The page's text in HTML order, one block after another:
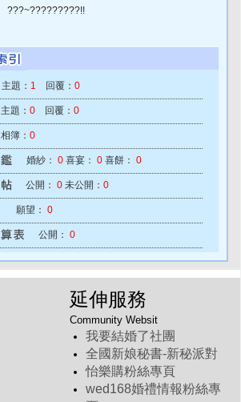
???~?????????!!
主題： 1 回覆： 0
主題： 0 回覆： 0
相簿： 0
婚紗： 0 喜宴： 0 喜餅： 0
公開： 0 未公開： 0
願望： 0
公開： 0
延伸服務
Community Websit
我要結婚了社團
全國新娘秘書-新秘派對
怡樂購粉絲專頁
wed168婚禮情報粉絲專